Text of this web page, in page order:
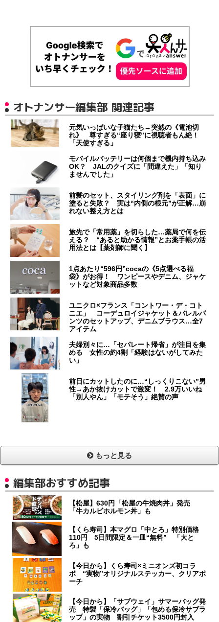
オトナンサー編集部 関連記事
元気いっぱいな子猫たち→突然の《電池切
れ》 尊すぎる“座り寝”に視聴者もん絶！
「天使すぎる」
モバイルバッテリーは何個まで機内持ち込み
OK？ JALのクイズに「間違えた」「知り
ませんでした」
前髪のセット、スタイリング剤を「表面」に
塗ると失敗？ 実は“内側の根元”が正解…崩
れない整え方とは
旅先で「常用薬」を切らした…薬局で何を伝
える？ “あると助かる情報”とお薬手帳の活
用法とは【薬剤師に聞く】
1点あたり“596円”cocaの《5点選べる福
袋》がお得！ ワンピースやデニム、ジャケ
ットなど対象商品多数
ユニクロ×フランス「コントワー・デ・コト
ニエ」 コーデュロイジャケット＆バレルパ
ンツのセットアップ、デニムブラウス…全7
アイテム
夫婦別々に…「セパレート帰省」が注目を集
める 女性の約4割「経験はないがしてみた
い」
前日にカットしたのに…“しっくりこない”男
性→あか抜けカットで激変！ 2.9万いいね
「別人やん」「モテそう」絶賛の声
もっと見る
編集部おすすめ記事
【松屋】630円「松屋の牛焼肉丼」発売
「牛カルビホルモン丼」も
【くら寿司】本マグロ「中とろ」特別価格
110円 5日間限定＆一皿“無料” 「大と
ろ」も
【今日から】くら寿司×ミニオンズ初コラ
ボ “実物”オリジナルステッカー、クリアポ
ーチ
【今日から】「サブウェイ」サマーバッグ発
売 特製「保冷バッグ」「包める保冷サブラ
ップ」の実物 割引チケット3500円封入